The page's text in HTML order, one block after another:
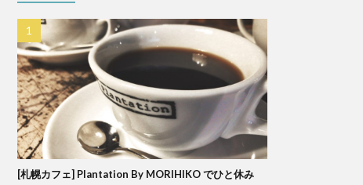
[札幌カフェ] Plantation By MORIHIKO でひと休み